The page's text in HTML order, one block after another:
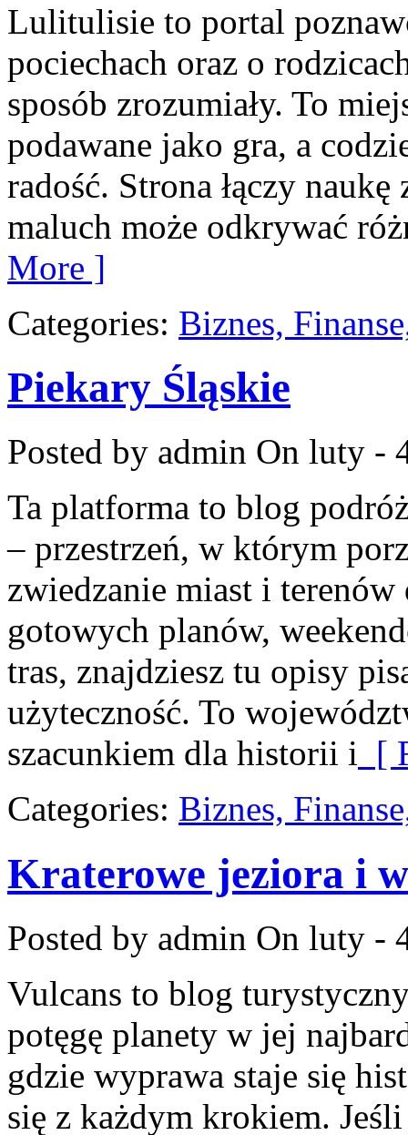
Lulitulisie to portal
pociechach oraz o
sposób zrozumiały. To
podawane jako gra, a
radość. Strona łączy
maluch może odkrywać
More ]
Categories: Biznes,
Piekary Śląskie
Posted by admin On luty -
Ta platforma to blog
– przestrzeń, w którym
zwiedzanie miast i terenów
gotowych planów,
tras, znajdziesz tu opisy
użyteczność. To
szacunkiem dla historii i [
Categories: Biznes,
Kraterowe jeziora i
Posted by admin On luty -
Vulcans to blog
potęgę planety w jej
gdzie wyprawa staje się
się z każdym krokiem.